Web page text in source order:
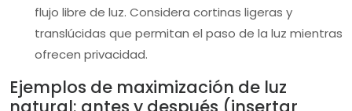
flujo libre de luz. Considera cortinas ligeras y
translúcidas que permitan el paso de la luz mientras
ofrecen privacidad.
Ejemplos de maximización de luz